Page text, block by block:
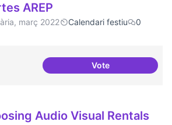
AREP
març 2022 Calendari festiu
0
VotePortes Obertes
Audio Visual Rentals